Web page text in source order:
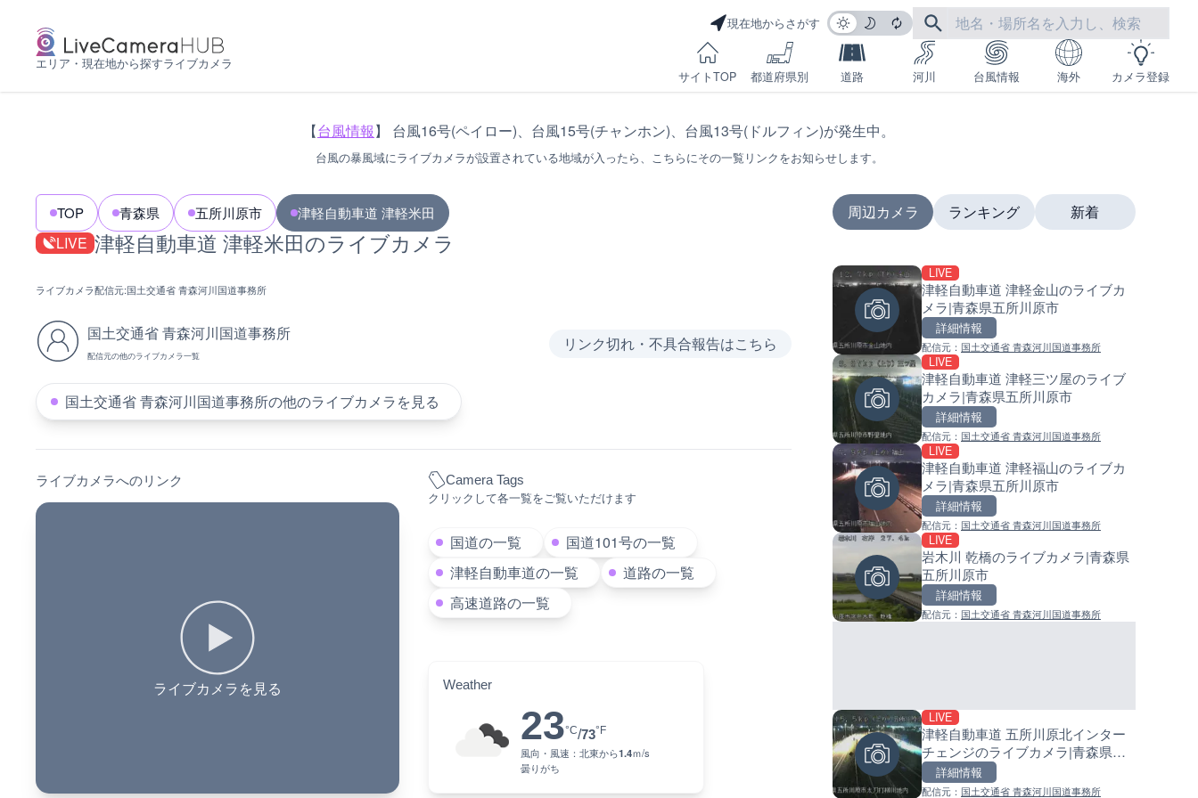
エリア・現在地から探すライブカメラ
現在地からさがす
サイトTOP 都道府県別 道路 河川 台風情報 海外 カメラ登録
【台風情報】 台風16号(ペイロー)、台風15号(チャンホン)、台風13号(ドルフィン)が発生中。
台風の暴風域にライブカメラが設置されている地域が入ったら、こちらにその一覧リンクをお知らせします。
TOP 青森県 五所川原市 津軽自動車道 津軽米田
LIVE 津軽自動車道 津軽米田のライブカメラ
ライブカメラ配信元:国土交通省 青森河川国道事務所
国土交通省 青森河川国道事務所
配信元の他のライブカメラ一覧
リンク切れ・不具合報告はこちら
国土交通省 青森河川国道事務所の他のライブカメラを見る
ライブカメラへのリンク
ライブカメラを見る
Camera Tags
クリックして各一覧をご覧いただけます
国道の一覧
国道101号の一覧
津軽自動車道の一覧
道路の一覧
高速道路の一覧
Weather
23°C/73°F
風向・風速： 北東から1.4ｍ/s
曇りがち
周辺カメラ
LIVE
津軽自動車道 津軽金山のライブカ
メラ|青森県五所川原市
詳細情報
配信元： 国土交通省 青森河川国道事務所
LIVE
津軽自動車道 津軽三ツ屋のライブ
カメラ|青森県五所川原市
詳細情報
配信元： 国土交通省 青森河川国道事務所
LIVE
津軽自動車道 津軽福山のライブカ
メラ|青森県五所川原市
詳細情報
配信元： 国土交通省 青森河川国道事務所
LIVE
岩木川 乾橋のライブカメラ|青森県
五所川原市
詳細情報
配信元： 国土交通省 青森河川国道事務所
LIVE
津軽自動車道 五所川原北インター
チェンジのライブカメラ|青森県五
所川原市
詳細情報
配信元： 国土交通省 青森河川国道事務所
ランキング
日本全国・緊急地震速報のラ
カメラ
配信元：株式会社ティーファイブプロジ
羽田空港第2旅客ターミナルか
ライブカメラ|東京都大田区
配信元：日本テレビ
淡路島モンキーセンターのラ
メラ|兵庫県洲本市
配信元：淡路ザル
Impaxビル付近から歌舞伎町
配信元：歌舞伎町ゴジラ前ライブ
水晶浜海水浴場のライブカメ
井県美浜町
配信元：美浜町
新着
南出川水門付近のライブカメ
歌山県日高町
配信元：日高町役場
比井川水門付近から比井崎海
イブカメラ|和歌山県日高町
配信元：日高町役場
小浦川水門付近から小浦海水
ライブカメラ|和歌山県日高町
配信元：日高町役場
産湯川水門付近のライブカメ
配信元：日高町役場
導目木川 花立砂防堰堤下流の
ブカメラ|福岡県朝倉市
配信元：福岡県庁県土整備部河川課